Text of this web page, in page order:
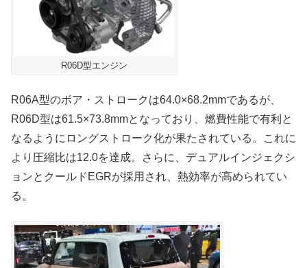
R06D型エンジン
R06A型のボア・ストロークは64.0×68.2mmであるが、
R06D型は61.5×73.8mmとなっており、燃費性能で有利と
なるようにロングストローク化が果たされている。これに
より圧縮比は12.0を達成。さらに、デュアルインジェクシ
ョンとクールドEGRが採用され、熱効率が高められてい
る。